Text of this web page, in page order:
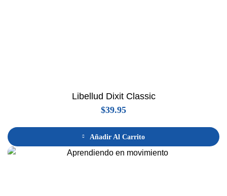
Libellud Dixit Classic
$39.95
Añadir Al Carrito